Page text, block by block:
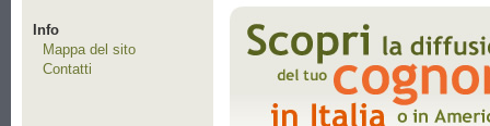
Info
Mappa del sito
Contatti